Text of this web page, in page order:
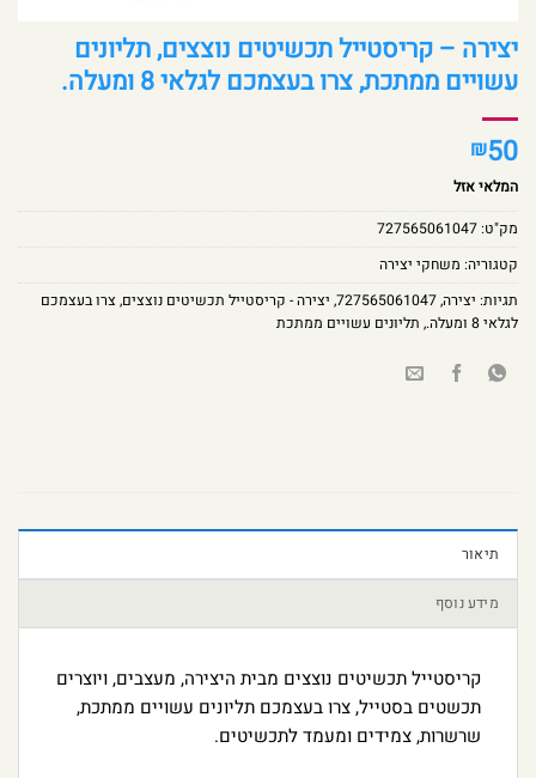
יצירה – קריסטייל תכשיטים נוצצים, תליונים
עשויים ממתכת, צרו בעצמכם לגלאי 8 ומעלה.
₪50
המלאי אזל
מק"ט:727565061047
קטגוריה: משחקי יצירה
תגיות: יצירה,
727565061047
, יצירה - קריסטייל תכשיטים נוצצים, צרו בעצמכם
לגלאי 8 ומעלה.
, תליונים עשויים ממתכת
תיאור
מידע נוסף
קריסטייל תכשיטים נוצצים מבית היצירה, מעצבים, ויוצרים
תכשטים בסטייל, צרו בעצמכם תליונים עשויים ממתכת,
שרשרות, צמידים ומעמד לתכשיטים.